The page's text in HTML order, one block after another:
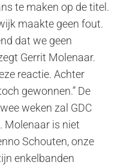
te maken op de titel.
maakte geen fout.
dat we geen
Gerrit Molenaar.
reactie. Achter
gewonnen.” De
weken zal GDC
Molenaar is niet
Schouten, onze
enkelbanden